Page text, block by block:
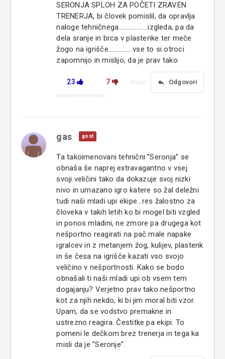
SERONJA SPLOH ZA POČETI ZRAVEN
TRENERJA, bi človek pomislil, da opravlja
naloge tehničnega..................izgleda, pa da
dela sranje in brca v plastenke ter meče
žogo na igrišče...............vse to si otroci
zapomnijo in mislijo, da je prav tako
23 7 reply Odgovori
Prijavi
neprimerno vsebino
gas gost
Ta takoimenovani tehnični ”Seronja” se
obnaša še naprej extravagantno v vsej
svoji veličini tako da dokazuje svoj nizki
nivo in umazano igro katere so žal deležni
tudi naši mladi upi ekipe...res žalostno za
človeka v takih letih ko bi mogel biti vzgled
in ponos mladini, ne zmore pa drugega kot
nešportno reagirati na pač male napake
igralcev in z metanjem žog, kulijev, plastenk
in še česa na igrišče kazati vso svojo
veličino v nešportnosti. Kako se bodo
obnašali ti naši mladi upi ob vsem tem
dogajanju? Verjetno prav tako nešportno
kot za njih nekdo, ki bi jim moral biti vzor.
Upam, da se vodstvo premakne in
ustrezno reagira. Čestitke pa ekipi. To
pomeni le dečkom brez trenerja in tega ka
misli da je ”Seronje”.